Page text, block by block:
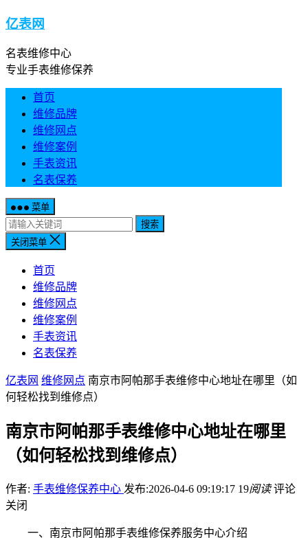
亿表网
名表维修中心
专业手表维修保养
首页
维修品牌
维修网点
维修案例
手表资讯
名表保养
菜单
搜索
关闭菜单
首页
维修品牌
维修网点
维修案例
手表资讯
名表保养
亿表网 维修网点 南京市阿帕那手表维修中心地址在哪里（如
何轻松找到维修点）
南京市阿帕那手表维修中心地址在哪里
（如何轻松找到维修点）
作者: 手表维修保养中心 发布:2026-04-6 09:19:17 19阅读 评论
关闭
一、南京市阿帕那手表维修保养服务中心介绍